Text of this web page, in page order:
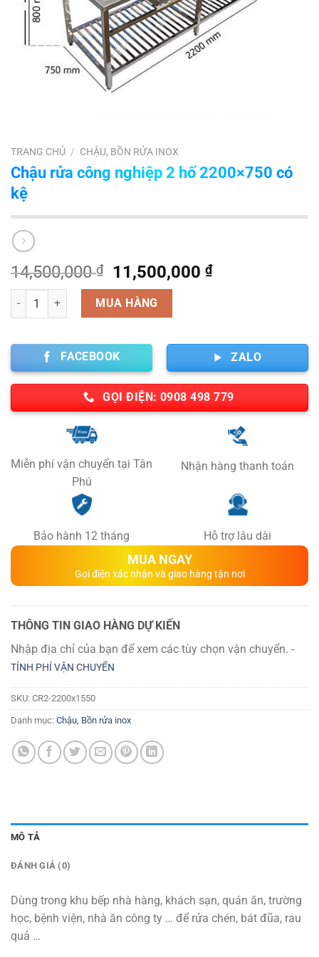
TRANG CHỦ / CHẬU, BỒN RỬA INOX
Chậu rửa công nghiệp 2 hố 2200×750 có
kệ
14,500,000₫
Giá
gốc
là:
14,500,000 ₫.
11,500,000₫Giá
11,500,000 ₫.
Số lượng MUA HÀNG
FACEBOOK ZALO
GỌI ĐIỆN: 0908 498 779
Miễn phí vận chuyển tại Tân
Phú
Nhận hàng thanh toán
Bảo hành 12 tháng Hỗ trợ lâu dài
MUA NGAY
Gọi điện xác nhận và giao hàng tận nơi
THÔNG TIN GIAO HÀNG DỰ KIẾN
Nhập địa chỉ của bạn để xem các tùy chọn vận chuyển. -
TÍNH PHÍ VẬN CHUYỂN
SKU: CR2-2200x1550
Danh mục: Chậu, Bồn rửa inox
MÔ TẢ
ĐÁNH GIÁ (0)
Dùng trong khu bếp nhà hàng, khách sạn, quán ăn, trường
học, bệnh viện, nhà ăn công ty … để rửa chén, bát đũa, rau
quả …